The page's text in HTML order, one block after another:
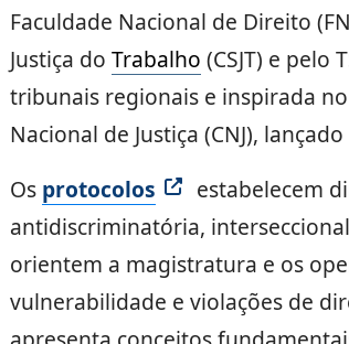
Faculdade Nacional de Direito
Justiça do Trabalho (CSJT) e pelo
tribunais regionais e inspirada
Nacional de Justiça (CNJ),
Os protocolos
estabelecem
antidiscriminatória,
orientem a magistratura e os
vulnerabilidade e violações de